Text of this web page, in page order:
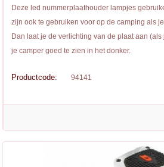
Deze led nummerplaathouder lampjes
zijn ook te gebruiken voor op de camping als
Dan laat je de verlichting van de plaat aan
je camper goed te zien in het donker.
Productcode: 94141